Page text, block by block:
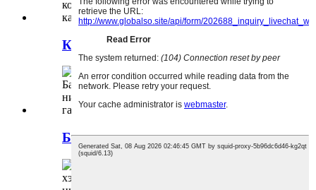
Конденсатор-10769602
Байгаль орчны мэдрэгч-10175065